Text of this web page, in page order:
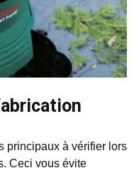
principaux à vérifier lors
Ceci vous évite